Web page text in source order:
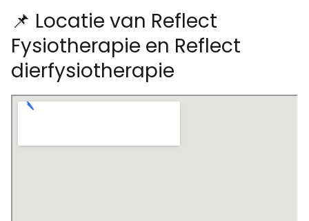
📌 Locatie van Reflect
Fysiotherapie en Reflect
dierfysiotherapie